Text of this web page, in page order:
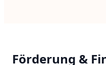
Förderung &